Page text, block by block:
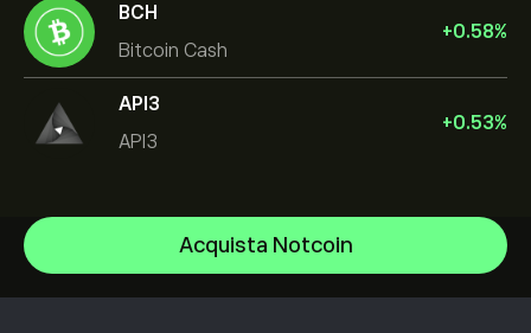
BCH
Bitcoin Cash
+0.58%
API3
API3
+0.53%
Acquista Notcoin
Bitcoin
Ethereum